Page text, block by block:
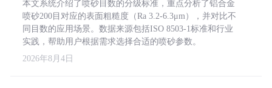
本文系统介绍了喷砂目数的分级标准，重点分析了铝合金
喷砂200目对应的表面粗糙度（Ra 3.2-6.3μm），并对比不
同目数的应用场景。数据来源包括ISO 8503-1标准和行业
实践，帮助用户根据需求选择合适的喷砂参数。
2026年8月4日